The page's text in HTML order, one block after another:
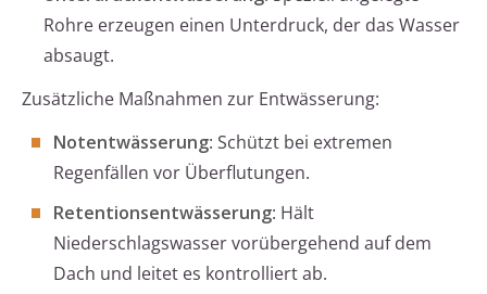
Rohre erzeugen einen Unterdruck, der das Wasser
absaugt.
Zusätzliche Maßnahmen zur Entwässerung:
Notentwässerung: Schützt bei extremen
Regenfällen vor Überflutungen.
Retentionsentwässerung: Hält
Niederschlagswasser vorübergehend auf dem
Dach und leitet es kontrolliert ab.